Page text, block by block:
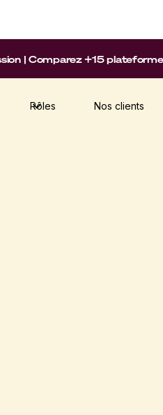
Rôles Nos clients
| Comparez +15